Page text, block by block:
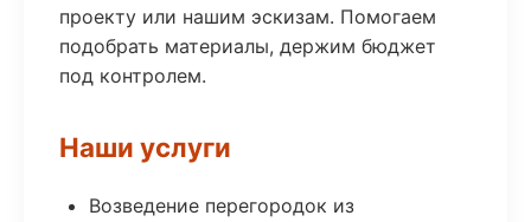
проекту или нашим эскизам. Помогаем
подобрать материалы, держим бюджет
под контролем.
Наши услуги
Возведение перегородок из